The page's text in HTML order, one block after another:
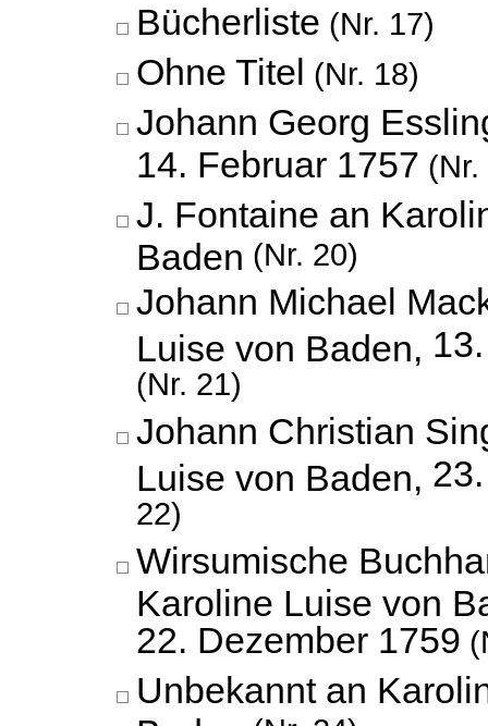
Bücherliste (Nr. 17)
Ohne Titel (Nr. 18)
Johann Georg
14. Februar 1757 (Nr.
J. Fontaine an
Baden (Nr. 20)
Johann Michael
Luise von Baden,
(Nr. 21)
Johann Christian
Luise von Baden,
22)
Wirsumische
Karoline Luise von
22. Dezember 1759
Unbekannt an